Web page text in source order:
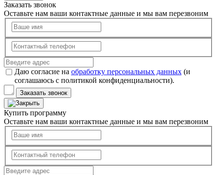
Заказать звонок
Оставьте нам ваши контактные данные и мы вам перезвоним
Даю согласие на обработку персональных данных(и
соглашаюсь с политикой конфиденциальности).
Заказать звонок
Купить программу
Оставьте нам ваши контактные данные и мы вам перезвоним